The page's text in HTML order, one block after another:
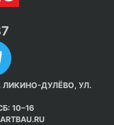
ЛИКИНО-ДУЛЁВО, УЛ.
10–16